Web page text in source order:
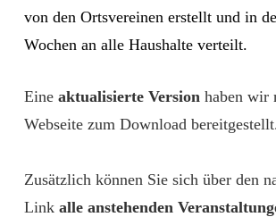
von den Ortsvereinen erstellt und in
Wochen an alle Haushalte verteilt.
Eine aktualisierte Version haben wir
Webseite zum Download
Zusätzlich können Sie sich über den
Link alle anstehenden